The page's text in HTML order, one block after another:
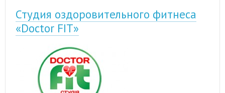
Студия оздоровительного фитнеса
«Doctor FIT»